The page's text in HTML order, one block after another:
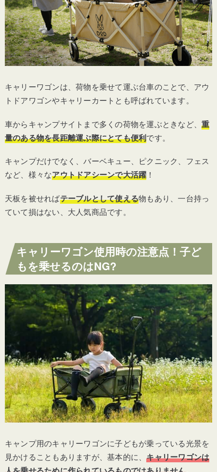
①サイズ
②耐荷重
③タイヤの形
④収納 組み立てやすさ
子どもが乗れるキャリーワゴン５選
３WAYの使い方ができる！Radio Flyer 「3-
in-1イージーフォールドワゴン
屋根と荷台を搭載！Radio Flyer 「 キャノピ
ー付き3-In-1テールゲーターワゴン
「アウトドアワゴン 屋根付き」
屋根付き大容量！ＴＭＺ「アウトドア用キ
ャリーワゴン」
蚊帳とレインカバー付き！kuhuuru
outdoor 「アウトドア用 キャリーワゴン」
キャリーワゴンのおすすめ11選
大容量 150L ！DOD「キャリーワゴン」
キャンプの王道！コールマン「アウトドア
ワゴン」
2023新作！コールマン「アウトドアワゴン
マックス」
キャリーワゴンは、荷物を乗せて運ぶ台車のことで、アウ
トドアワゴンやキャリーカートとも呼ばれています。
車からキャンプサイトまで多くの荷物を運ぶときなど、 重
量のある物を長距離運ぶ際にとても便利です。
キャンプだけでなく、バーベキュー、ピクニック、フェス
など、様々なアウトドアシーンで大活躍 ！
天板を被せればテーブルとして使える物もあり、一台持っ
ていて損はない、大人気商品です。
キャリーワゴン使用時の注意点！子ど
もを乗せるのはNG?
キャンプ用のキャリーワゴンに子どもが乗っている光景を
見かけることもありますが、基本的に、キャリーワゴンは